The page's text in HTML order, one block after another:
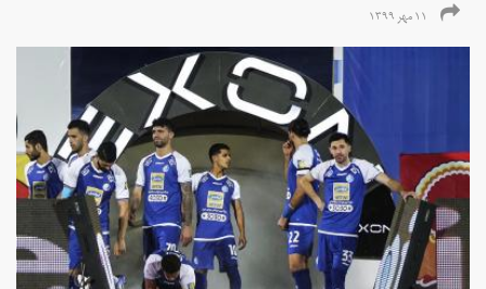
۱۱ مهر ۱۳۹۹